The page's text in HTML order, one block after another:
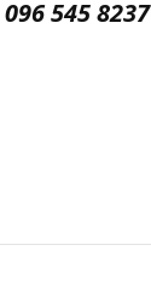
096 545 8237